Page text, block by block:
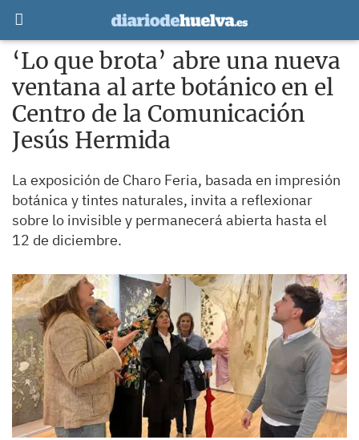
‘Lo que brota’ abre una nueva
ventana al arte botánico en el
Centro de la Comunicación
Jesús Hermida
La exposición de Charo Feria, basada en impresión
botánica y tintes naturales, invita a reflexionar
sobre lo invisible y permanecerá abierta hasta el
12 de diciembre.